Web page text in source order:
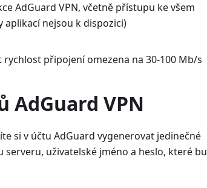
AdGuard VPN, včetně přístupu ke všem
nejsou k dispozici)
připojení omezena na 30-100 Mb/s
AdGuard VPN
si v účtu AdGuard vygenerovat jedinečné
uživatelské jméno a heslo, které